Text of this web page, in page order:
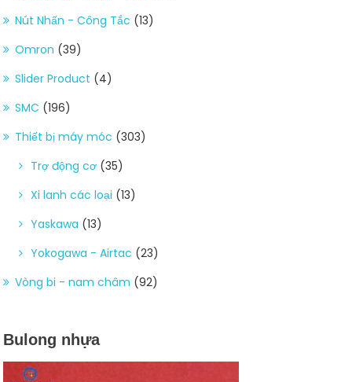
Nút Nhấn - Công Tắc (13)
Omron (39)
Slider Product (4)
SMC (196)
Thiết bị máy móc (303)
Trợ động cơ (35)
Xi lanh các loại (13)
Yaskawa (13)
Yokogawa - Airtac (23)
Vòng bi - nam châm (92)
Bulong nhựa